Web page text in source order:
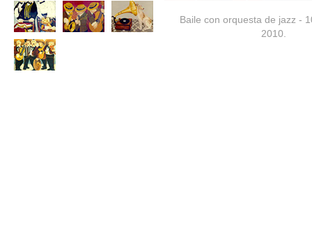
Baile con orquesta de jazz -
2010.